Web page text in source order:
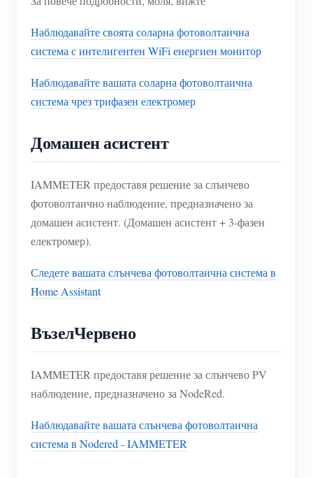
Наблюдавайте своята соларна фотоволтаична
система с интелигентен WiFi енергиен монитор
Наблюдавайте вашата соларна фотоволтаична
система чрез трифазен електромер
Домашен асистент
IAMMETER предоставя решение за слънчево
фотоволтаично наблюдение, предназначено за
домашен асистент. (Домашен асистент + 3-фазен
електромер).
Следете вашата слънчева фотоволтаична система в
Home Assistant
ВъзелЧервено
IAMMETER предоставя решение за слънчево PV
наблюдение, предназначено за NodeRed.
Наблюдавайте вашата слънчева фотоволтаична
система в Nodered - IAMMETER